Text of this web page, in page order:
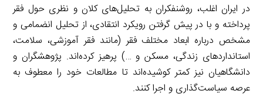
در ایران اغلب، روشنفکران به تحلیل‌های کلان و نظری حول فقر
پرداخته و با در پیش گرفتن رویکرد انتقادی، از تحلیل انضمامی و
مشخص درباره ابعاد مختلف فقر (مانند فقر آموزشی، سلامت،
استانداردهای زندگی، مسکن و …) پرهیز کرده‌اند. پژوهشگران و
دانشگاهیان نیز کمتر کوشیده‌اند تا مطالعات خود را معطوف به
عرصه سیاست‌گذاری و اجرا کنند.